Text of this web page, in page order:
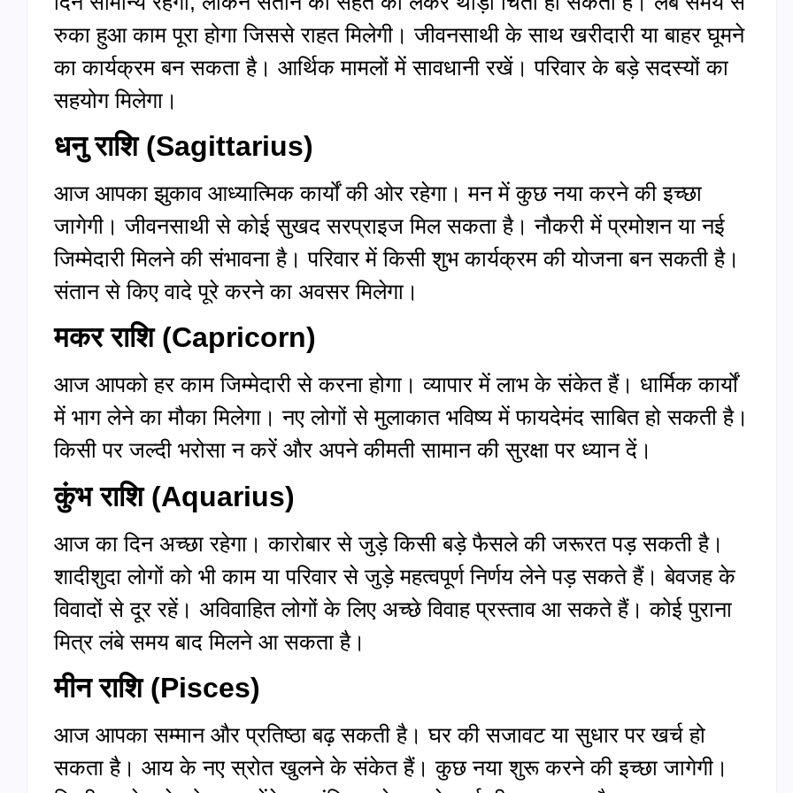
रुका हुआ काम पूरा होगा जिससे राहत मिलेगी। जीवनसाथी के साथ खरीदारी या बाहर घूमने
का कार्यक्रम बन सकता है। आर्थिक मामलों में सावधानी रखें। परिवार के बड़े सदस्यों का
सहयोग मिलेगा।
धनु राशि (Sagittarius)
आज आपका झुकाव आध्यात्मिक कार्यों की ओर रहेगा। मन में कुछ नया करने की इच्छा
जागेगी। जीवनसाथी से कोई सुखद सरप्राइज मिल सकता है। नौकरी में प्रमोशन या नई
जिम्मेदारी मिलने की संभावना है। परिवार में किसी शुभ कार्यक्रम की योजना बन सकती है।
संतान से किए वादे पूरे करने का अवसर मिलेगा।
मकर राशि (Capricorn)
आज आपको हर काम जिम्मेदारी से करना होगा। व्यापार में लाभ के संकेत हैं। धार्मिक कार्यों
में भाग लेने का मौका मिलेगा। नए लोगों से मुलाकात भविष्य में फायदेमंद साबित हो सकती है।
किसी पर जल्दी भरोसा न करें और अपने कीमती सामान की सुरक्षा पर ध्यान दें।
कुंभ राशि (Aquarius)
आज का दिन अच्छा रहेगा। कारोबार से जुड़े किसी बड़े फैसले की जरूरत पड़ सकती है।
शादीशुदा लोगों को भी काम या परिवार से जुड़े महत्वपूर्ण निर्णय लेने पड़ सकते हैं। बेवजह के
विवादों से दूर रहें। अविवाहित लोगों के लिए अच्छे विवाह प्रस्ताव आ सकते हैं। कोई पुराना
मित्र लंबे समय बाद मिलने आ सकता है।
मीन राशि (Pisces)
आज आपका सम्मान और प्रतिष्ठा बढ़ सकती है। घर की सजावट या सुधार पर खर्च हो
सकता है। आय के नए स्रोत खुलने के संकेत हैं। कुछ नया शुरू करने की इच्छा जागेगी।